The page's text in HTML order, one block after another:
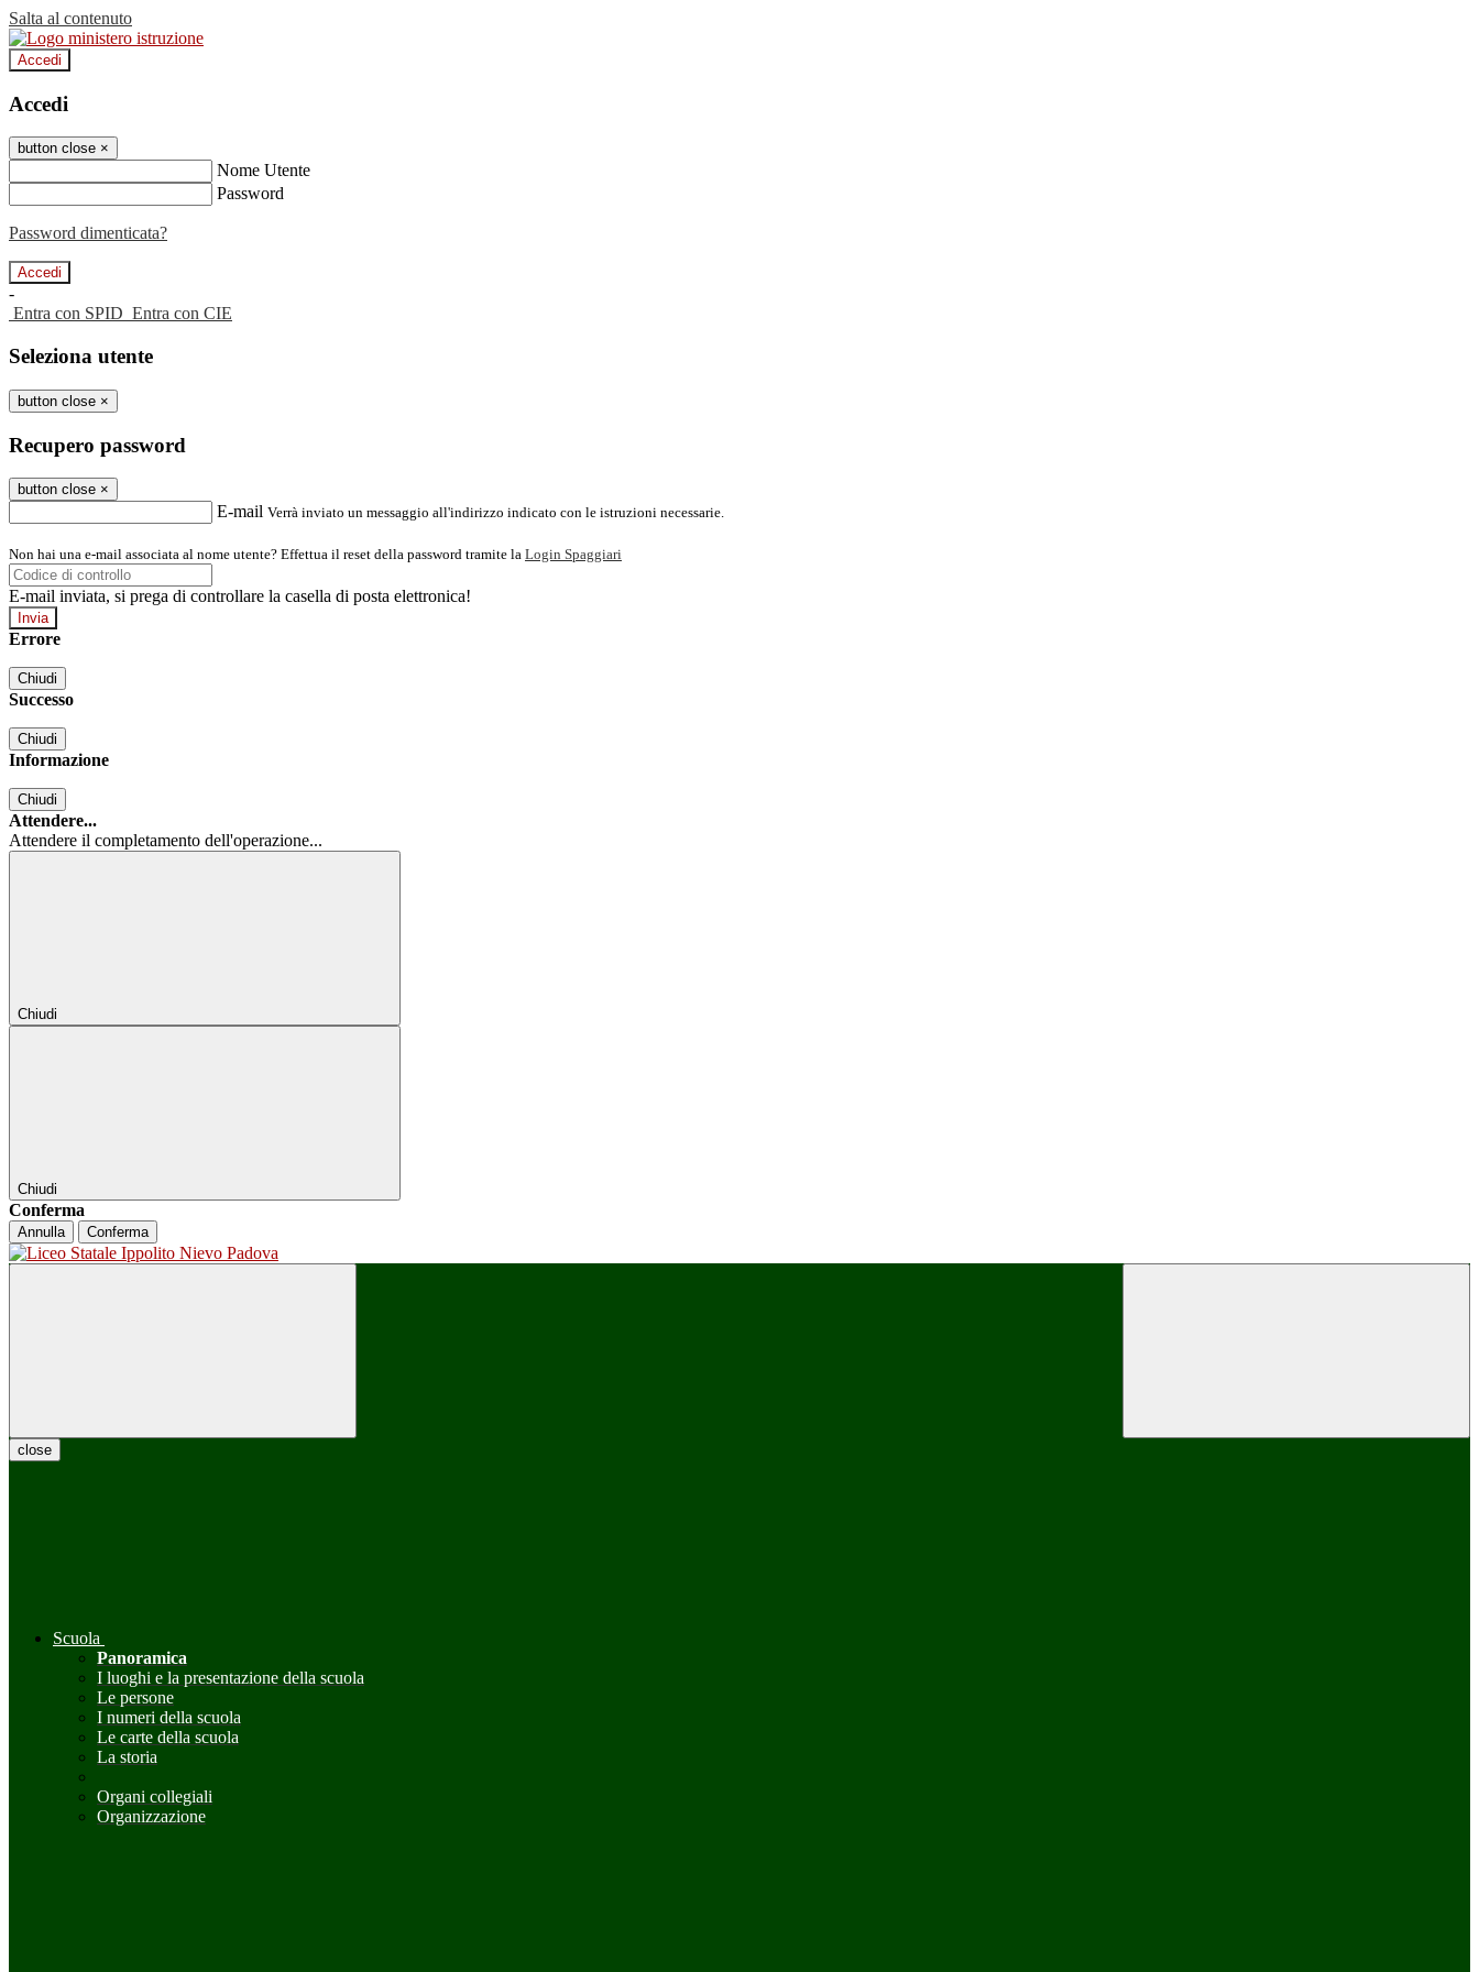
Salta al contenuto
Accedi
Accedi
button close ×
Nome Utente
Password
Password dimenticata?
-
Entra con SPID Entra con CIE
Seleziona utente
button close ×
Recupero password
button close ×
E-mail Verrà inviato un messaggio all'indirizzo indicato con le istruzioni necessarie.
Non hai una e-mail associata al nome utente? Effettua il reset della password tramite la Login Spaggiari
E-mail inviata, si prega di controllare la casella di posta elettronica!
Errore
Chiudi
Successo
Chiudi
Informazione
Chiudi
Attendere...
Attendere il completamento dell'operazione...
Chiudi
Chiudi
Conferma
Annulla Conferma
close
Scuola
Panoramica
I luoghi e la presentazione della scuola
Le persone
I numeri della scuola
Le carte della scuola
La storia
Organi collegiali
Organizzazione